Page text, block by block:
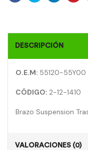
DESCRIPCIÓN
O.E.M: 55120-55Y00
CÓDIGO: 2-12-1410
Brazo Suspension
VALORACIONES (0)